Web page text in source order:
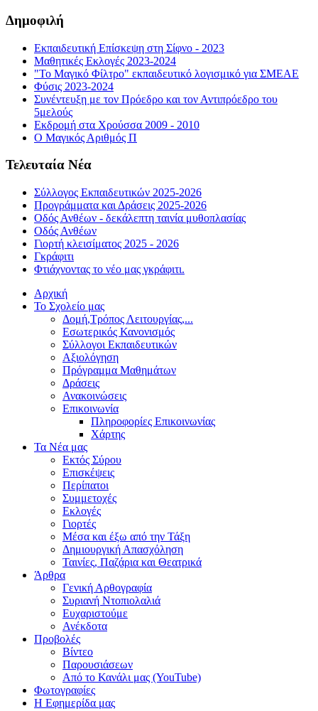
Δημοφιλή
Εκπαιδευτική Επίσκεψη στη Σίφνο - 2023
Μαθητικές Εκλογές 2023-2024
"Το Μαγικό Φίλτρο" εκπαιδευτικό λογισμικό για ΣΜΕΑΕ
Φύσις 2023-2024
Συνέντευξη με τον Πρόεδρο και τον Αντιπρόεδρο του
5μελούς
Εκδρομή στα Χρούσσα 2009 - 2010
Ο Μαγικός Αριθμός Π
Τελευταία Νέα
Σύλλογος Εκπαιδευτικών 2025-2026
Προγράμματα και Δράσεις 2025-2026
Οδός Ανθέων - δεκάλεπτη ταινία μυθοπλασίας
Οδός Ανθέων
Γιορτή κλεισίματος 2025 - 2026
Γκράφιτι
Φτιάχνοντας το νέο μας γκράφιτι.
Αρχική
Το Σχολείο μας
Δομή,Τρόπος Λειτουργίας,...
Εσωτερικός Κανονισμός
Σύλλογοι Εκπαιδευτικών
Αξιολόγηση
Πρόγραμμα Μαθημάτων
Δράσεις
Ανακοινώσεις
Επικοινωνία
Πληροφορίες Επικοινωνίας
Χάρτης
Τα Νέα μας
Εκτός Σύρου
Επισκέψεις
Περίπατοι
Συμμετοχές
Εκλογές
Γιορτές
Μέσα και έξω από την Τάξη
Δημιουργική Απασχόληση
Ταινίες, Παζάρια και Θεατρικά
Άρθρα
Γενική Αρθογραφία
Συριανή Ντοπιολαλιά
Ευχαριστούμε
Ανέκδοτα
Προβολές
Βίντεο
Παρουσιάσεων
Από το Κανάλι μας (YouTube)
Φωτογραφίες
Η Εφημερίδα μας